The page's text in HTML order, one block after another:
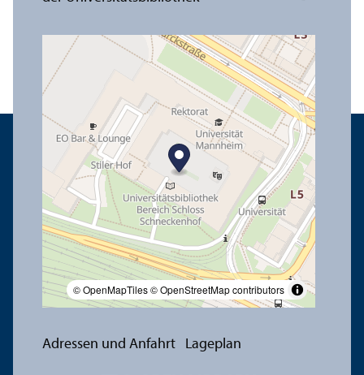
© OpenMapTiles© OpenStreetMap contributors
Adressen und Anfahrt Lageplan